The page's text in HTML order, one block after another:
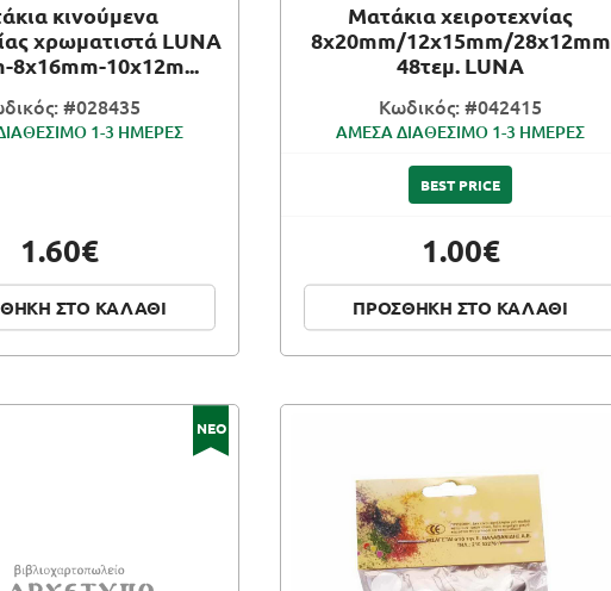
κινούμενα
χρωματιστά LUNA
8x16mm-10x12m...
#028435
1-3 ΗΜΕΡΕΣ
1.60€
ΣΤΟ ΚΑΛΑΘΙ
Ματάκια χειροτεχνίας
8x20mm/12x15mm/28x12mm
48τεμ. LUNA
Κωδικός: #042415
ΑΜΕΣΑ ΔΙΑΘΕΣΙΜΟ 1-3 ΗΜΕΡΕΣ
BEST PRICE
1.00€
ΠΡΟΣΘΗΚΗ ΣΤΟ ΚΑΛΑΘΙ
ΝΕΟ